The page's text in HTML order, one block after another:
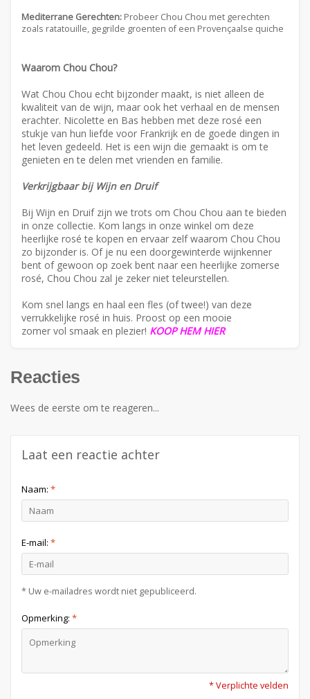
Mediterrane Gerechten: Probeer Chou Chou met gerechten
zoals ratatouille, gegrilde groenten of een Provençaalse quiche
Waarom Chou Chou?
Wat Chou Chou echt bijzonder maakt, is niet alleen de
kwaliteit van de wijn, maar ook het verhaal en de mensen
erachter. Nicolette en Bas hebben met deze rosé een
stukje van hun liefde voor Frankrijk en de goede dingen in
het leven gedeeld. Het is een wijn die gemaakt is om te
genieten en te delen met vrienden en familie.
Verkrijgbaar bij Wijn en Druif
Bij Wijn en Druif zijn we trots om Chou Chou aan te bieden
in onze collectie. Kom langs in onze winkel om deze
heerlijke rosé te kopen en ervaar zelf waarom Chou Chou
zo bijzonder is. Of je nu een doorgewinterde wijnkenner
bent of gewoon op zoek bent naar een heerlijke zomerse
rosé, Chou Chou zal je zeker niet teleurstellen.
Kom snel langs en haal een fles (of twee!) van deze
verrukkelijke rosé in huis. Proost op een mooie
zomer vol smaak en plezier! KOOP HEM HIER
Reacties
Wees de eerste om te reageren...
Laat een reactie achter
Naam: *
E-mail: *
* Uw e-mailadres wordt niet gepubliceerd.
Opmerking: *
* Verplichte velden